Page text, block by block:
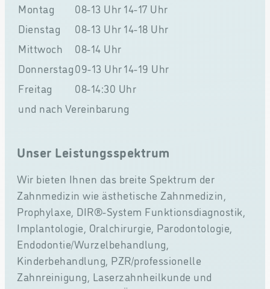
Montag 08-13 Uhr 14-17 Uhr
Dienstag
08-13 Uhr 14-18 Uhr
Mittwoch
08-14 Uhr
Donnerstag09-13 Uhr14-19 Uhr
Freitag
08-14:30 Uhr
und nach Vereinbarung
Unser Leistungsspektrum
Wir bieten Ihnen das breite Spektrum der
Zahnmedizin wie ästhetische Zahnmedizin,
Prophylaxe, DIR®-System Funktionsdiagnostik,
Implantologie, Oralchirurgie, Parodontologie,
Endodontie/Wurzelbehandlung,
Kinderbehandlung, PZR/professionelle
Zahnreinigung, Laserzahnheilkunde und